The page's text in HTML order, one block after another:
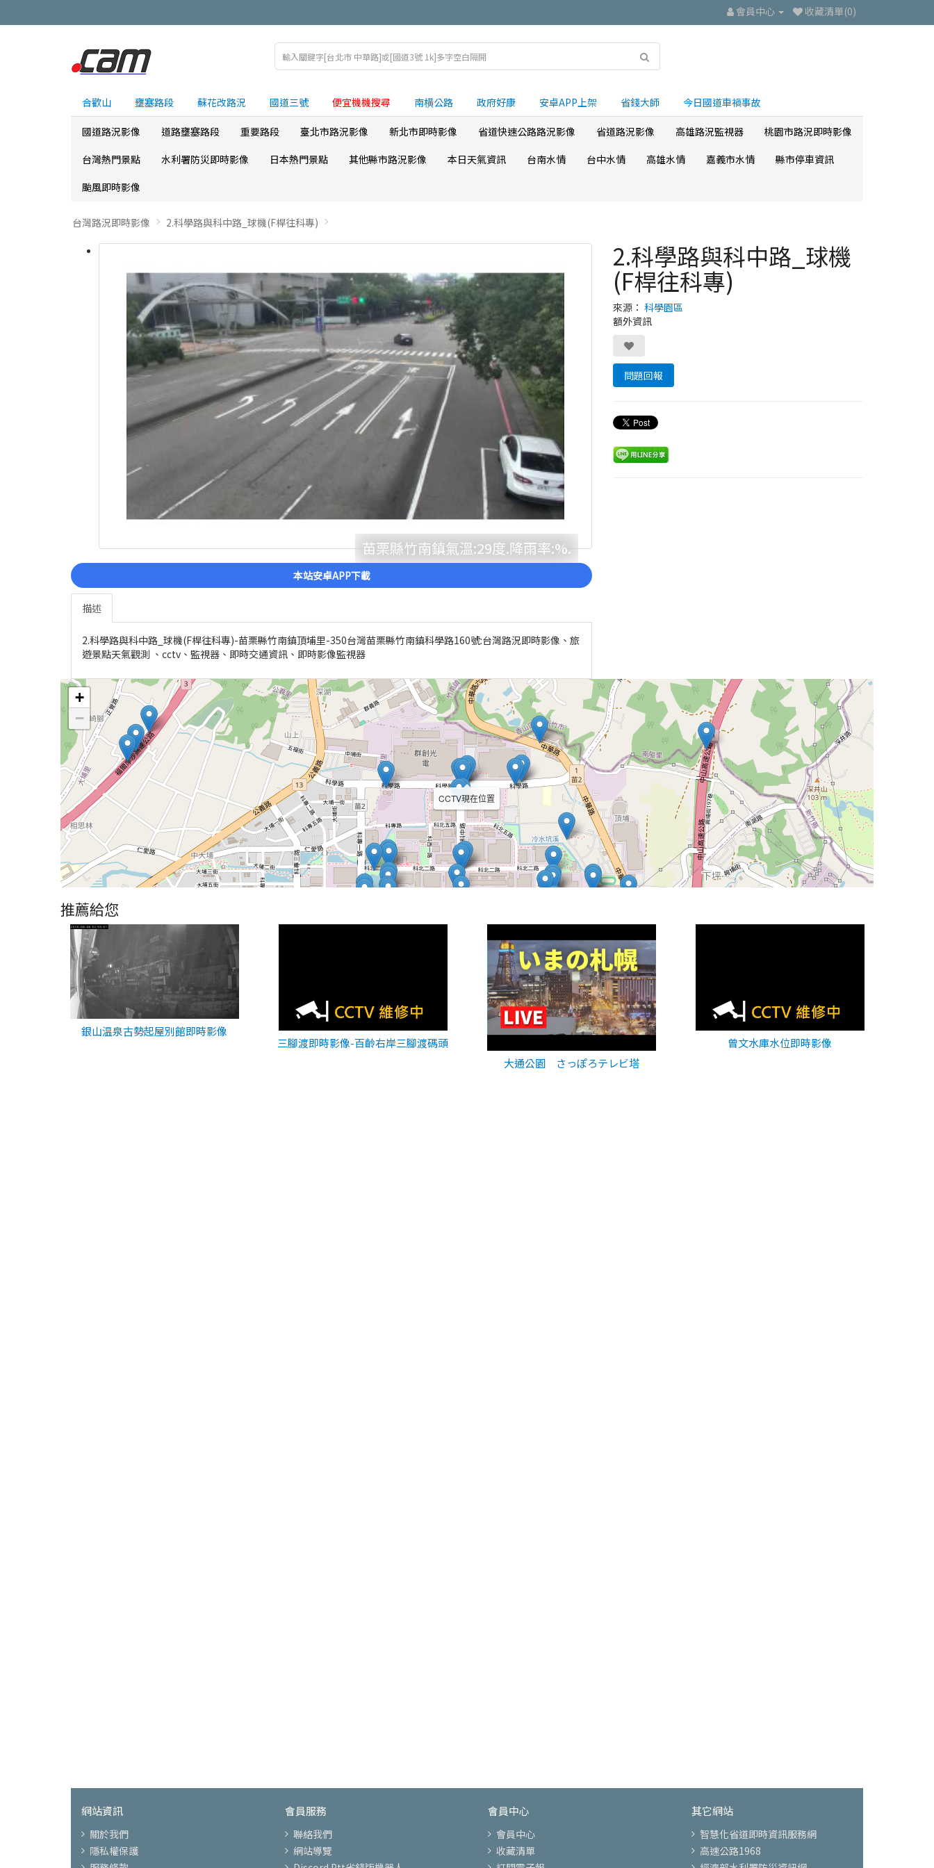
會員中心 收藏清單(0)
合歡山 壅塞路段 蘇花改路況 國道三號 便宜機機搜尋 南横公路 政府好康 安卓APP上架 省錢大師 今日國道車禍事故
國道路況影像 道路壅塞路段 重要路段 臺北市路況影像 新北市即時影像 省道快速公路路況影像 省道路況影像 高雄路況監視器
桃園市路況即時影像
台灣熱門景點
水利署防災即時影像 日本熱門景點 其他縣市路況影像 本日天氣資訊 台南水情 台中水情 高雄水情 嘉義市水情
縣市停車資訊
颱風即時影像
台灣路況即時影像 2.科學路與科中路_球機(F桿往科專)
苗栗縣竹南鎮氣溫:29度.降雨率:%.
本站安卓APP下載
描述
2.科學路與科中路_球機(F桿往科專)-苗栗縣竹南鎮頂埔里-350台灣苗栗縣竹南鎮科學路160號:台灣路況即時影像、旅
遊景點天氣觀測 、cctv、監視器、即時交通資訊、即時影像監視器
2.科學路與科中路_球機
(F桿往科專)
來源： 科學園區
額外資訊
問題回報
CCTV現在位置
+
−
推薦給您
銀山温泉古勢起屋別館即時影像
三腳渡即時影像-百齡右岸三腳渡碼頭
大通公園 さっぽろテレビ塔
曾文水庫水位即時影像
網站資訊
關於我們
隱私權保護
會員服務
聯絡我們
網站導覽
會員中心
會員中心
收藏清單
其它網站
智慧化省道即時資訊服務網
高速公路1968